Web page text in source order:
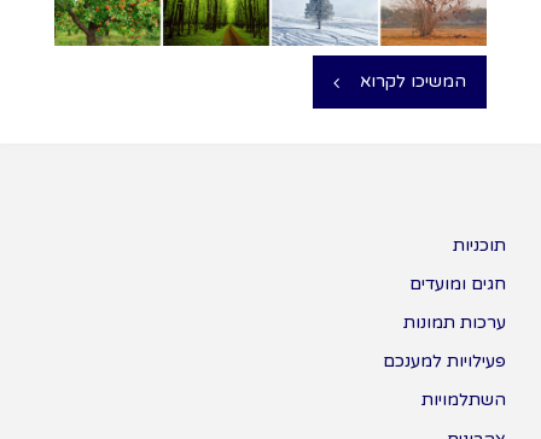
המשיכו לקרוא
תוכניות
חגים ומועדים
ערכות תמונות
פעילויות למענכם
השתלמויות